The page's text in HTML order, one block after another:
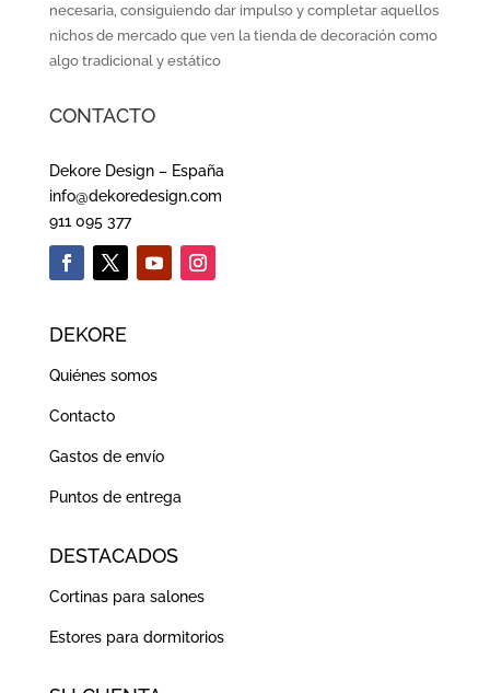
necesaria, consiguiendo dar impulso y completar aquellos
nichos de mercado que ven la tienda de decoración como
algo tradicional y estático
CONTACTO
Dekore Design – España
info@dekoredesign.com
911 095 377
DEKORE
Quiénes somos
Contacto
Gastos de envío
Puntos de entrega
DESTACADOS
Cortinas para salones
Estores para dormitorios